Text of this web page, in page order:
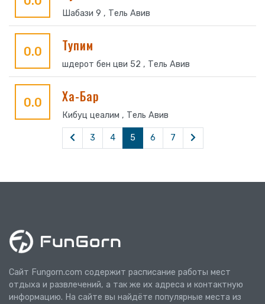
Шабази 9 , Тель Авив
0.0 Тупим
шдерот бен цви 52 , Тель Авив
0.0 Ха-Бар
Кибуц цеалим , Тель Авив
3 4 5 6 7
Сайт Fungorn.com содержит расписание работы мест
отдыха и развлечений, а так же их адреса и контактную
информацию. На сайте вы найдёте популярные места из